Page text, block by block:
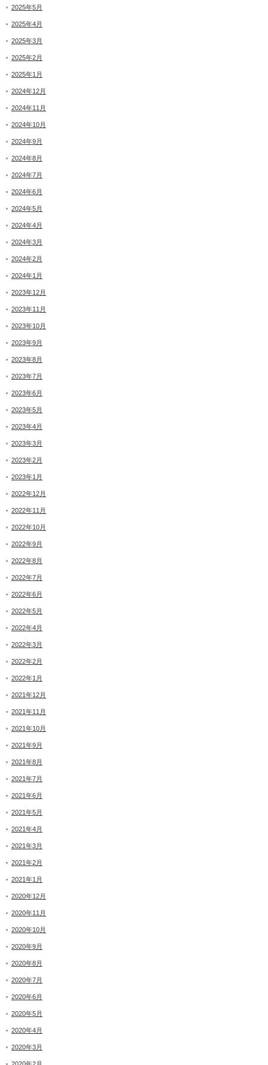
2025年5月
2025年4月
2025年3月
2025年2月
2025年1月
2024年12月
2024年11月
2024年10月
2024年9月
2024年8月
2024年7月
2024年6月
2024年5月
2024年4月
2024年3月
2024年2月
2024年1月
2023年12月
2023年11月
2023年10月
2023年9月
2023年8月
2023年7月
2023年6月
2023年5月
2023年4月
2023年3月
2023年2月
2023年1月
2022年12月
2022年11月
2022年10月
2022年9月
2022年8月
2022年7月
2022年6月
2022年5月
2022年4月
2022年3月
2022年2月
2022年1月
2021年12月
2021年11月
2021年10月
2021年9月
2021年8月
2021年7月
2021年6月
2021年5月
2021年4月
2021年3月
2021年2月
2021年1月
2020年12月
2020年11月
2020年10月
2020年9月
2020年8月
2020年7月
2020年6月
2020年5月
2020年4月
2020年3月